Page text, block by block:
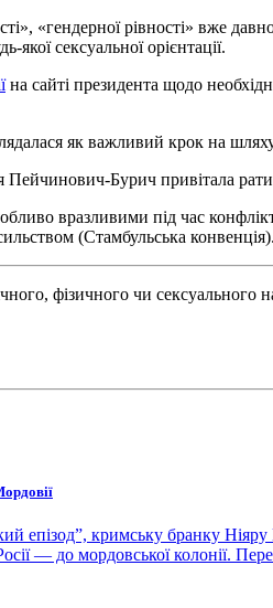
«гендерної рівності» вже
якої сексуальної орієнтації.
на сайті президента щодо
як важливий крок на
Бурич привітала
вразливими під час
(Стамбульська
фізичного чи
епізод”, кримську бранку
— до мордовської колонії.